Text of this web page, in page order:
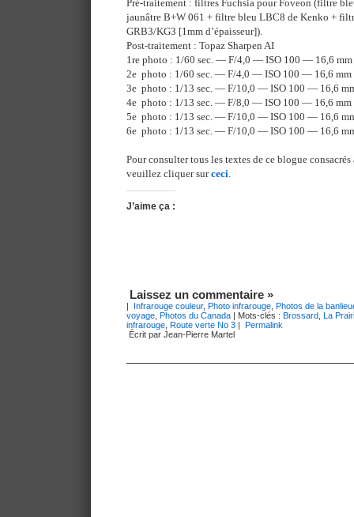
Pré-traitement : filtres Fuchsia pour Foveon (filtre
jaunâtre B+W 061 + filtre bleu LBC8 de Kenko +
GRB3/KG3 [1mm d’épaisseur]).
Post-traitement : Topaz Sharpen AI
1re photo : 1/60 sec. — F/4,0 — ISO 100 — 16,6 mm
2e photo : 1/60 sec. — F/4,0 — ISO 100 — 16,6 mm
3e photo : 1/13 sec. — F/10,0 — ISO 100 — 16,6
4e photo : 1/13 sec. — F/8,0 — ISO 100 — 16,6 mm
5e photo : 1/13 sec. — F/10,0 — ISO 100 — 16,6
6e photo : 1/13 sec. — F/10,0 — ISO 100 — 16,6
Pour consulter tous les textes de ce blogue
veuillez cliquer surceci.
J’aime ça :
Laissez un commentaire »
| Infrarouge couleur, Photo infrarouge Photos de la
voyage Photos du Canada | Mots-clés : Brossard La
infrarouge Route verte No 3 | Permalink
Écrit par Jean-Pierre Martel